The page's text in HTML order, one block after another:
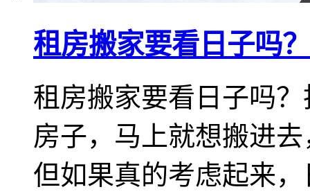
租房搬家要看日子吗？
租房搬家要看日子吗
房子，马上就想搬进
但如果真的考虑起来